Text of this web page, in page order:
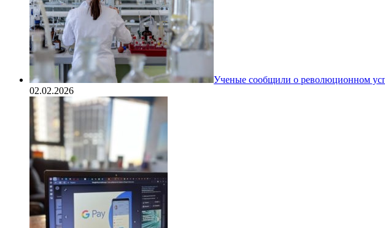
Ученые сообщили о революционном
02.02.2026